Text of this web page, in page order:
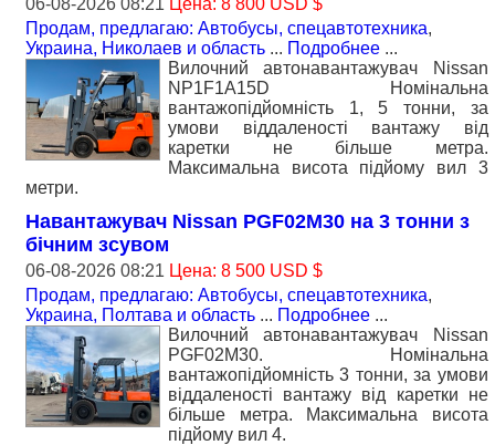
06-08-2026 08:21 Цена: 8 800 USD $
Продам, предлагаю: Автобусы, спецавтотехника,
Украина, Николаев и область ... Подробнее ...
Вилочний автонавантажувач Nissan
NP1F1A15D Номiнальна
вантажопідйомність 1, 5 тонни, за
умови віддаленості вантажу від
каретки не більше метра.
Максимальна висота підйому вил 3
метри.
Навантажувач Nissan PGF02M30 на 3 тонни з
бiчним зсувом
06-08-2026 08:21 Цена: 8 500 USD $
Продам, предлагаю: Автобусы, спецавтотехника,
Украина, Полтава и область ... Подробнее ...
Вилочний автонавантажувач Nissan
PGF02M30. Номiнальна
вантажопідйомність 3 тонни, за умови
віддаленості вантажу від каретки не
більше метра. Максимальна висота
підйому вил 4.